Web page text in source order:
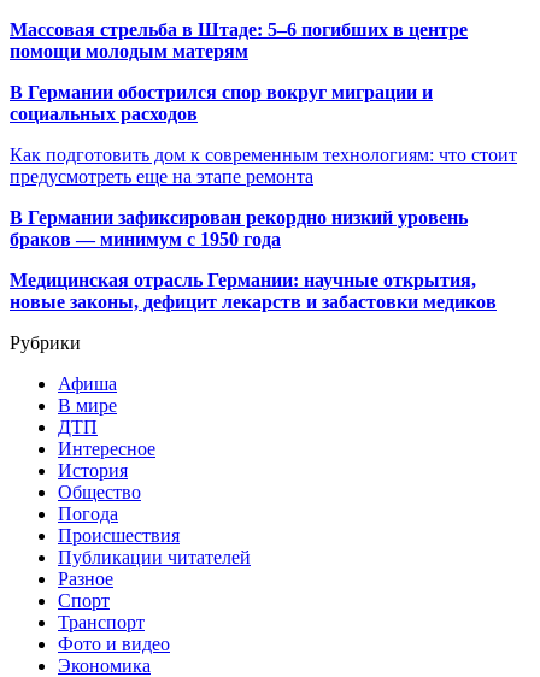
Массовая стрельба в Штаде: 5–6 погибших в центре
помощи молодым матерям
В Германии обострился спор вокруг миграции и
социальных расходов
Как подготовить дом к современным технологиям: что стоит
предусмотреть еще на этапе ремонта
В Германии зафиксирован рекордно низкий уровень
браков — минимум с 1950 года
Медицинская отрасль Германии: научные открытия,
новые законы, дефицит лекарств и забастовки медиков
Рубрики
Афиша
В мире
ДТП
Интересное
История
Общество
Погода
Происшествия
Публикации читателей
Разное
Спорт
Транспорт
Фото и видео
Экономика